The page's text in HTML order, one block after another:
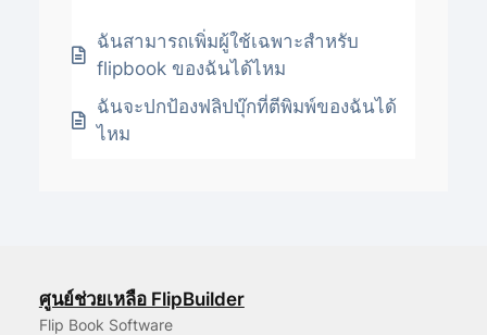
ฉันสามารถเพิ่มผู้ใช้เฉพาะสำหรับ
flipbook ของฉันได้ไหม
ฉันจะปกป้องฟลิปบุ๊กที่ตีพิมพ์ของฉันได้
ไหม
ศูนย์ช่วยเหลือ FlipBuilder
Flip Book Software